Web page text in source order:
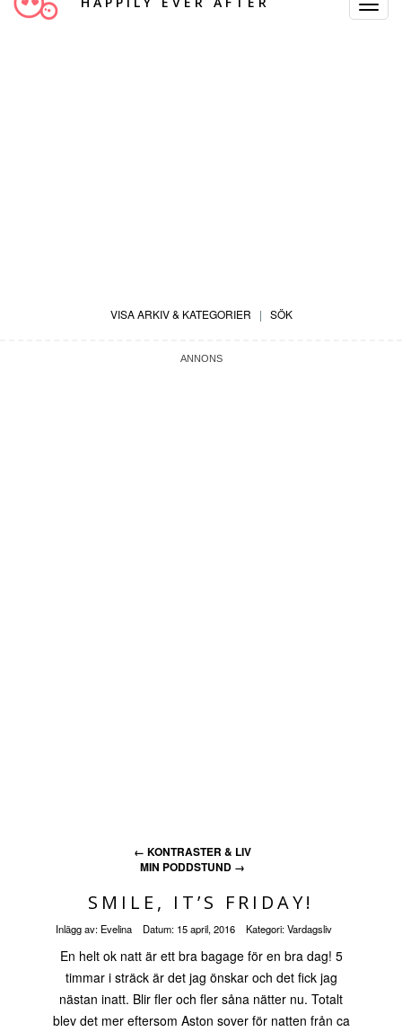
Toggle
VISA ARKIV & KATEGORIER | SÖK
← KONTRASTER & LIV
MIN PODDSTUND →
SMILE, IT’S FRIDAY!
Inlägg av: Evelina Datum: 15 april, 2016 Kategori:Vardagsliv
En helt ok natt är ett bra bagage för en bra dag! 5
timmar i sträck är det jag önskar och det fick jag
nästan inatt. Blir fler och fler såna nätter nu. Totalt
blev det mer eftersom Aston sover för natten från ca